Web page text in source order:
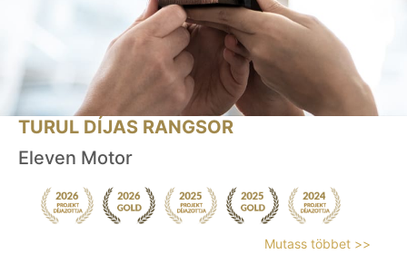
TURUL DÍJAS RANGSOR
Eleven Motor
Mutass többet >>